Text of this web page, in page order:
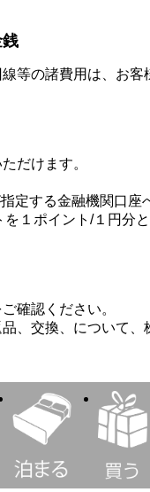
等の諸費用は、お客
だけます。
定する金融機関口座
１ポイント/１円分
確認ください。
、交換、について